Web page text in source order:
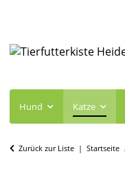
Hund Katze
Zurück zur Liste Startseite